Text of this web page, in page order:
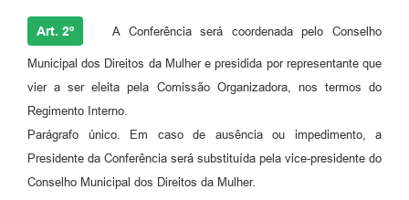
Art. 2º A Conferência será coordenada pelo Conselho
Municipal dos Direitos da Mulher e presidida por representante que
vier a ser eleita pela Comissão Organizadora, nos termos do
Regimento Interno.
Parágrafo único. Em caso de ausência ou impedimento, a
Presidente da Conferência será substituída pela vice-presidente do
Conselho Municipal dos Direitos da Mulher.